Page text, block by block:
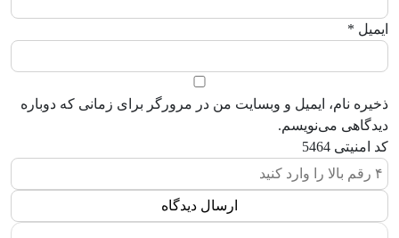
ایمیل *
ذخیره نام، ایمیل و وبسایت من در مرورگر برای زمانی که دوباره
دیدگاهی می‌نویسم.
کد امنیتی 5464